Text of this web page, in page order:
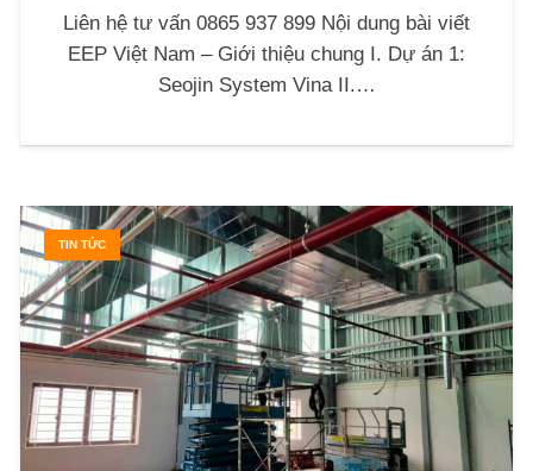
Liên hệ tư vấn 0865 937 899 Nội dung bài viết
EEP Việt Nam – Giới thiệu chung I. Dự án 1:
Seojin System Vina II.…
TIN TỨC